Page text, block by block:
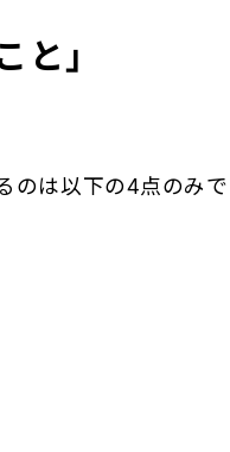
」
のは以下の4点のみで